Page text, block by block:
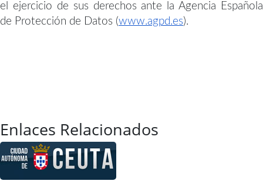
el ejercicio de sus derechos ante la Agencia Española
de Protección de Datos (www.agpd.es).
Enlaces Relacionados